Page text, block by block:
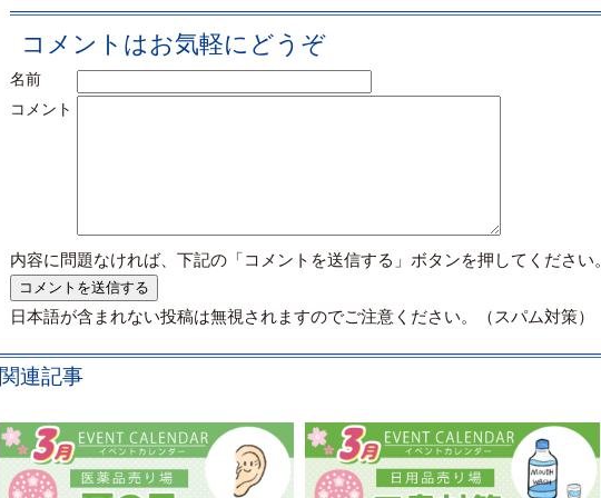
コメントはお気軽にどうぞ
名前
コメント
内容に問題なければ、下記の「コメントを送信する」ボタンを押してください
日本語が含まれない投稿は無視されますのでご注意ください。（スパム対策）
関連記事